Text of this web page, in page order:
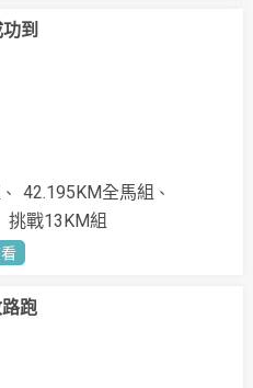
到
42.195KM全馬組
挑戰13KM組
跑